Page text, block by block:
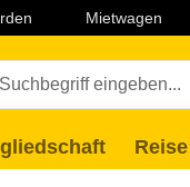
Mietwagen